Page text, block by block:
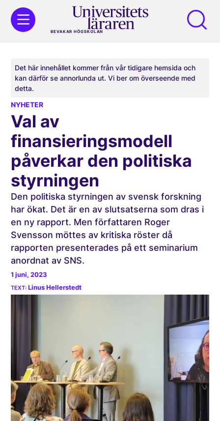
BEVAKAR HÖGSKOLAN
Det här innehållet kommer från vår tidigare hemsida och
kan därför se annorlunda ut. Vi ber om överseende med
detta.
NYHETER
Val av
finansieringsmodell
påverkar den politiska
styrningen
Den politiska styrningen av svensk forskning
har ökat. Det är en av slutsatserna som dras i
en ny rapport. Men författaren Roger
Svensson möttes av kritiska röster då
rapporten presenterades på ett seminarium
anordnat av SNS.
1 juni, 2023
Linus Hellerstedt